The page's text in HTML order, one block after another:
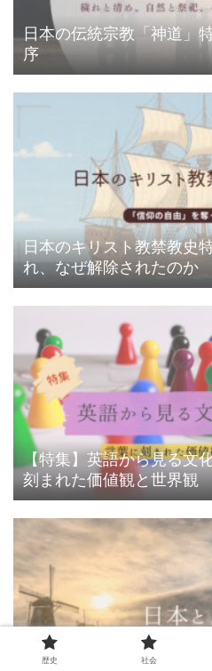
日本の伝統宗教「神道」
序
日本のキリスト教禁教史
れ、なぜ解除されたのか
【特集】英語から見る文
刻まれた価値観と世界観
歴史 社会